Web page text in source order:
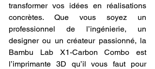
transformer vos idées en réalisations
concrètes. Que vous soyez un
professionnel de l’ingénierie, un
designer ou un créateur passionné, la
Bambu Lab X1-Carbon Combo est
l’imprimante 3D qu’il vous faut pour